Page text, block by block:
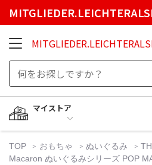
マイストア
TOP おもちゃ ぬいぐるみ
Macaron ぬいぐるみシリーズ POP